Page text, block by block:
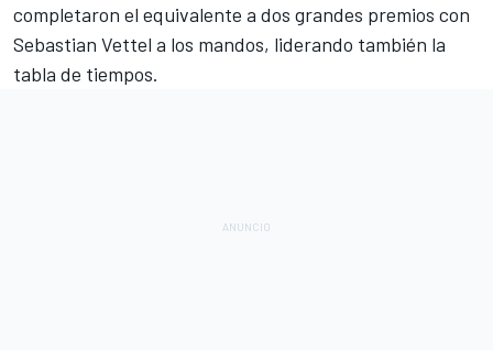
completaron el equivalente a dos grandes premios con
Sebastian Vettel a los mandos, liderando también la
tabla de tiempos.